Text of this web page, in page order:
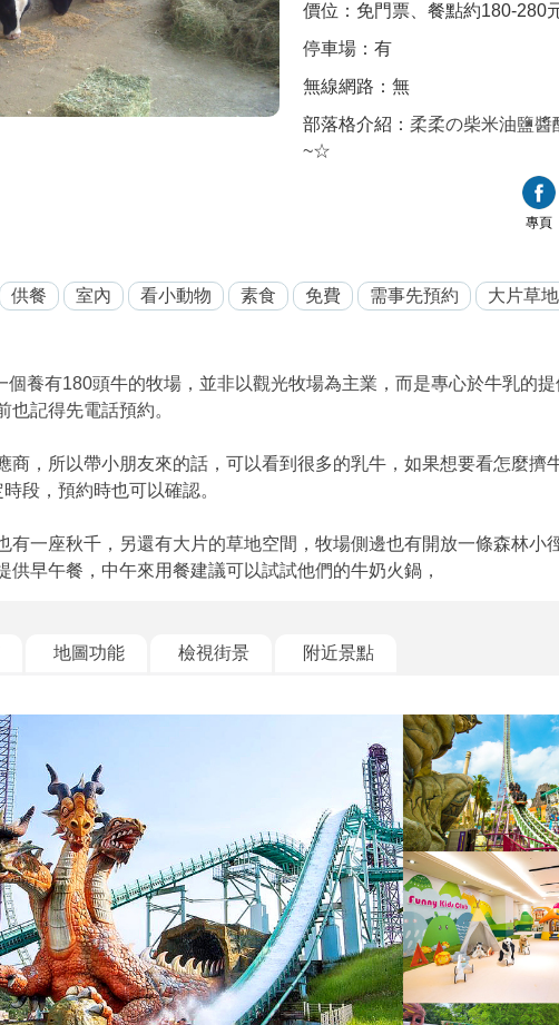
價位：免門票、餐點約180-280
停車場：有
無線網路：無
部落格介紹：柔柔の柴米油鹽醬
~☆
專頁
供餐 室內 看小動物 素食 免費 需事先預約
大片草地
個養有180頭牛的牧場，並非以觀光牧場為主業，而是專心於牛乳的提
也記得先電話預約。
商，所以帶小朋友來的話，可以看到很多的乳牛，如果想要看怎麼擠
段，預約時也可以確認。
有一座秋千，另還有大片的草地空間，牧場側邊也有開放一條森林小
供早午餐，中午來用餐建議可以試試他們的牛奶火鍋，
地圖功能 檢視街景 附近景點